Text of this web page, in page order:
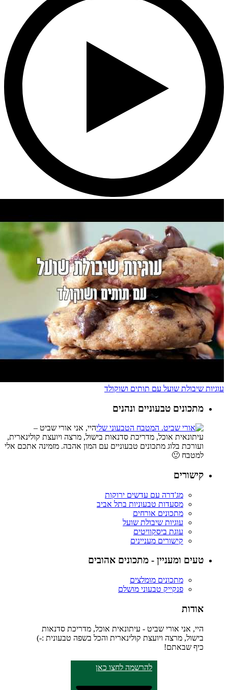
עוגיות שיבולת שועל עם תותים ושוקולד
מתכונים טבעוניים ונהנים
היי, אני אורי שביט –
עיתונאית אוכל, מדריכת סדנאות בישול, מרצה ויועצת קולינארית,
ועורכת בלוג מתכונים טבעוניים עם המון אהבה. מזמינה אתכם אלי
למטבח 🙂
קישורים
מג'דרה עם עדשים ירוקות
מסעדות טבעוניות בתל אביב
מתכונים אורחים
עוגיות שיבולת שועל
עוגת ביסקוויטים
קישורים מעניינים
טעים ומעניין - מתכונים אהובים
מתכונים מומלצים
פנקייק טבעוני מושלם
אודות
היי, אני אורי שביט - עיתונאית אוכל, מדריכת סדנאות
בישול, מרצה ויועצת קולינארית והכל בשפה טבעונית :-)
כיף שבאתם!
להרשמה לחצו כאן